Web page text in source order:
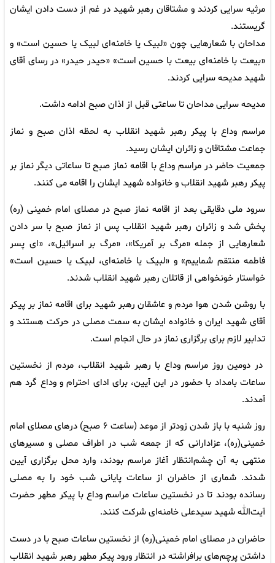
مرثیه سرایی کردند و مشتاقان رهبر شهید در غم از دست دادن ایشان
گریستند.
مداحان با شعارهایی چون «لبیک یا خامنه‌ای لبیک یا حسین است» و
«بیعت با خامنه‌ای بیعت با حسین است» «حیدر حیدر» در رسای آقای
شهید مدیحه سرایی کردند.
مدیحه سرایی مداحان تا ساعتی قبل از اذان صبح ادامه داشت.
مراسم وداع با پیکر رهبر شهید انقلاب به لحظه اذان صبح و نماز
جماعت مشتاقان و زائران ایشان رسید.
جمعیت حاضر در مراسم وداع با اقامه نماز صبح تا ساعاتی دیگر نماز بر
پیکر رهبر شهید انقلاب و خانواده شهید ایشان را اقامه می کنند.
سرود ملی دقایقی بعد از اقامه نماز صبح در مصلای امام خمینی (ره)
پخش شد و زائران رهبر شهید انقلاب پس از نماز صبح با سر دادن
شعارهایی از جمله «مرگ بر آمریکا»، «مرگ بر اسرائیل»، «ای پسر
فاطمه منتقم شماییم» و «لبیک یا خامنه‌ای، لبیک یا حسین است»
خواستار خونخواهی از قاتلان رهبر شهید انقلاب شدند.
با روشن شدن هوا مردم و عاشقان رهبر شهید برای اقامه نماز بر پیکر
آقای شهید ایران و خانواده ایشان به سمت مصلی در حرکت هستند و
تدابیر لازم برای برگزاری نماز در حال انجام است.
در دومین روز مراسم وداع با رهبر شهید انقلاب، مردم از نخستین
ساعات بامداد با حضور در این آیین، برای ادای احترام و وداع گرد هم
آمدند.
روز شنبه با باز شدن زودتر از موعد (ساعت ۶ صبح) درهای مصلای امام
خمینی(ره)، عزادارانی که از جمعه شب در اطراف مصلی و مسیرهای
منتهی به آن چشم‌انتظار آغاز مراسم بودند، وارد محل برگزاری آیین
شدند. شماری از حاضران از ساعات پایانی شب خود را به مصلی
رسانده بودند تا در نخستین ساعات مراسم وداع با پیکر مطهر حضرت
آیت‌الله شهید سیدعلی خامنه‌ای شرکت کنند.
حاضران در مصلای امام خمینی(ره) از نخستین ساعات صبح با در دست
داشتن پرچم‌های برافراشته در انتظار ورود پیکر مطهر رهبر شهید انقلاب